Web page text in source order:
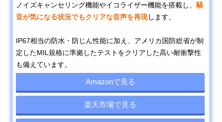
ノイズキャンセリング機能やイコライザー機能を搭載し、 騒
音が気になる状況でもクリアな音声を再現します。
IP67相当の防水・防じん性能に加え、アメリカ国防総省が制
定したMIL規格に準拠したテストをクリアした高い耐衝撃性
も備えています。
Amazonで見る
楽天市場で見る